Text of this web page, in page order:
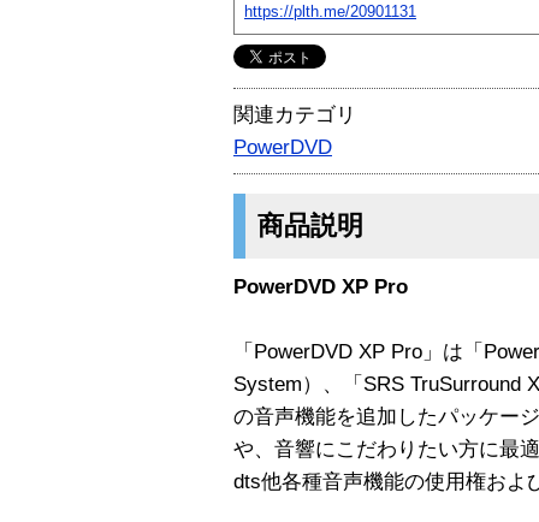
https://plth.me/20901131
関連カテゴリ
PowerDVD
商品説明
PowerDVD XP Pro
「PowerDVD XP Pro」は「
System）、「SRS TruSurround
の音声機能を追加したパッケー
や、音響にこだわりたい方に最
dts他各種音声機能の使用権およ